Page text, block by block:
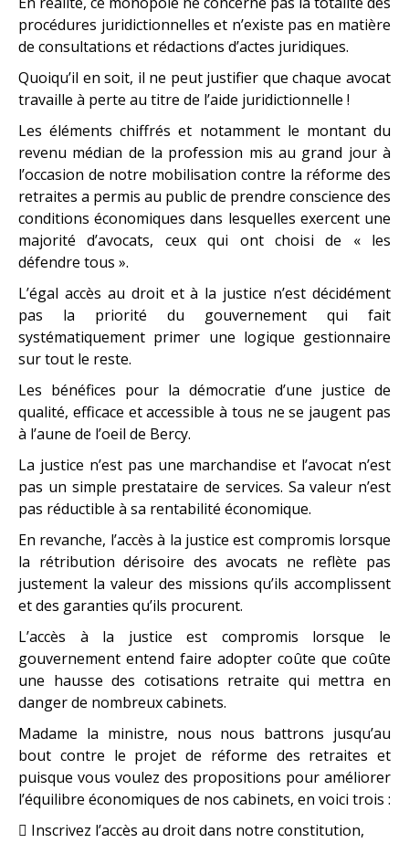
procédures juridictionnelles et n’existe pas en matière
de consultations et rédactions d’actes juridiques.
Quoiqu’il en soit, il ne peut justifier que chaque avocat
travaille à perte au titre de l’aide juridictionnelle !
Les éléments chiffrés et notamment le montant du
revenu médian de la profession mis au grand jour à
l’occasion de notre mobilisation contre la réforme des
retraites a permis au public de prendre conscience des
conditions économiques dans lesquelles exercent une
majorité d’avocats, ceux qui ont choisi de « les
défendre tous ».
L’égal accès au droit et à la justice n’est décidément
pas la priorité du gouvernement qui fait
systématiquement primer une logique gestionnaire
sur tout le reste.
Les bénéfices pour la démocratie d’une justice de
qualité, efficace et accessible à tous ne se jaugent pas
à l’aune de l’oeil de Bercy.
La justice n’est pas une marchandise et l’avocat n’est
pas un simple prestataire de services. Sa valeur n’est
pas réductible à sa rentabilité économique.
En revanche, l’accès à la justice est compromis lorsque
la rétribution dérisoire des avocats ne reflète pas
justement la valeur des missions qu’ils accomplissent
et des garanties qu’ils procurent.
L’accès à la justice est compromis lorsque le
gouvernement entend faire adopter coûte que coûte
une hausse des cotisations retraite qui mettra en
danger de nombreux cabinets.
Madame la ministre, nous nous battrons jusqu’au
bout contre le projet de réforme des retraites et
puisque vous voulez des propositions pour améliorer
l’équilibre économiques de nos cabinets, en voici trois :
 Inscrivez l’accès au droit dans notre constitution,